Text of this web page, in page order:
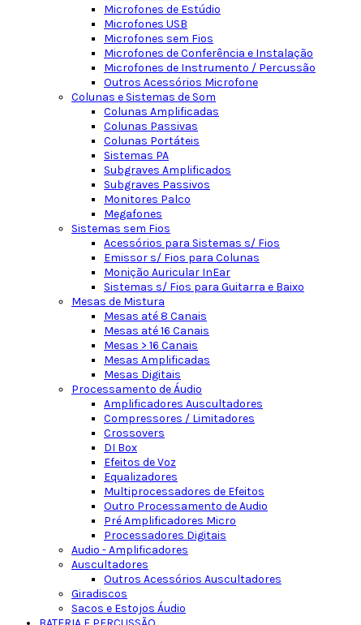
Microfones de Estúdio
Microfones USB
Microfones sem Fios
Microfones de Conferência e Instalação
Microfones de Instrumento / Percussão
Outros Acessórios Microfone
Colunas e Sistemas de Som
Colunas Amplificadas
Colunas Passivas
Colunas Portáteis
Sistemas PA
Subgraves Amplificados
Subgraves Passivos
Monitores Palco
Megafones
Sistemas sem Fios
Acessórios para Sistemas s/ Fios
Emissor s/ Fios para Colunas
Monição Auricular InEar
Sistemas s/ Fios para Guitarra e Baixo
Mesas de Mistura
Mesas até 8 Canais
Mesas até 16 Canais
Mesas > 16 Canais
Mesas Amplificadas
Mesas Digitais
Processamento de Áudio
Amplificadores Auscultadores
Compressores / Limitadores
Crossovers
DI Box
Efeitos de Voz
Equalizadores
Multiprocessadores de Efeitos
Outro Processamento de Audio
Pré Amplificadores Micro
Processadores Digitais
Audio - Amplificadores
Auscultadores
Outros Acessórios Auscultadores
Giradiscos
Sacos e Estojos Áudio